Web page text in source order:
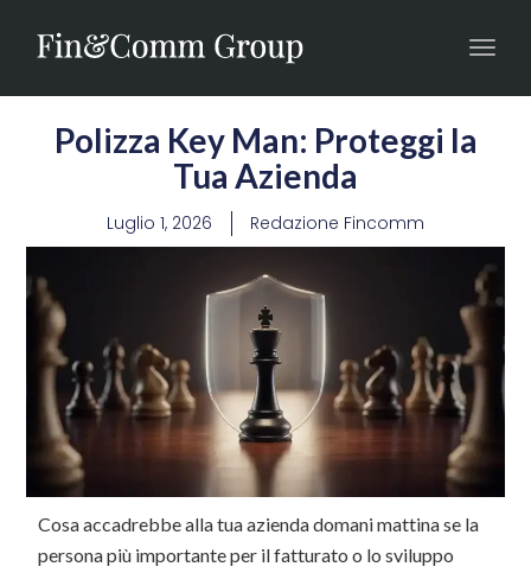
Polizza Key Man: Proteggi la
Tua Azienda
Luglio 1, 2026 Redazione Fincomm
Cosa accadrebbe alla tua azienda domani mattina se la
persona più importante per il fatturato o lo sviluppo